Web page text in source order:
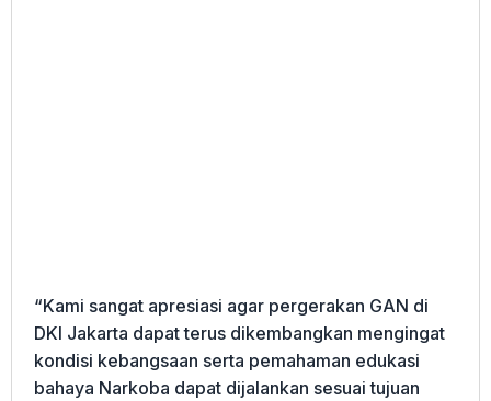
“Kami sangat apresiasi agar pergerakan GAN di
DKI Jakarta dapat terus dikembangkan mengingat
kondisi kebangsaan serta pemahaman edukasi
bahaya Narkoba dapat dijalankan sesuai tujuan